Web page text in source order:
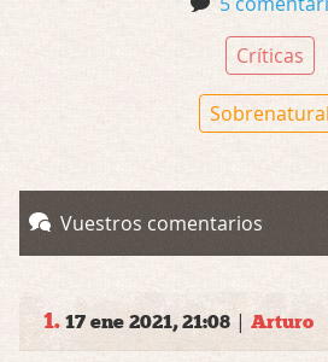
Críticas
Sobrenatural
Vuestros comentarios
1. 17 ene 2021, 21:08 | Arturo